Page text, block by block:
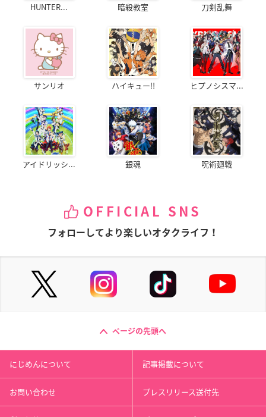
HUNTER... 暗殺教室 刀剣乱舞
サンリオ ハイキュー!! ヒプノシスマ...
アイドリッシ... 銀魂 呪術廻戦
OFFICIAL SNS
フォローしてより楽しいオタクライフ！
ページの先頭へ
にじめんについて 記事掲載について
お問い合わせ プレスリリース送付先